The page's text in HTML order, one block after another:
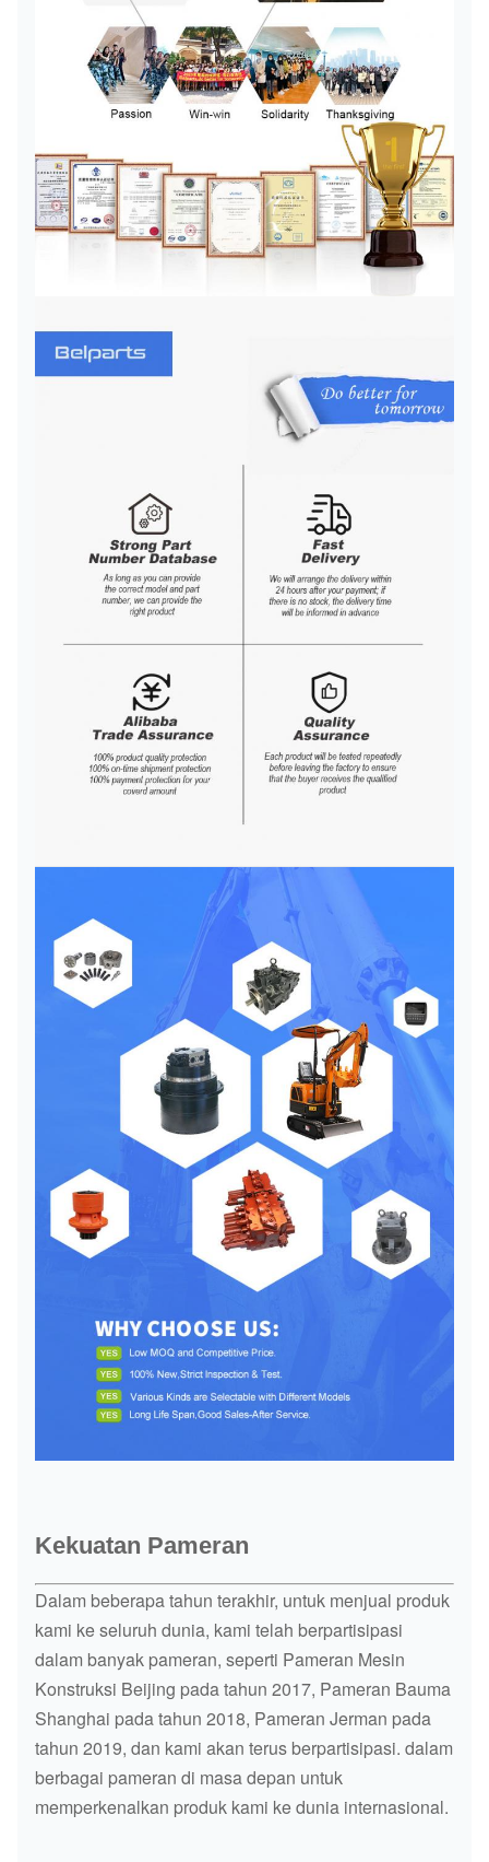
Kekuatan Pameran
Dalam beberapa tahun terakhir, untuk menjual produk
kami ke seluruh dunia, kami telah berpartisipasi
dalam banyak pameran, seperti Pameran Mesin
Konstruksi Beijing pada tahun 2017, Pameran Bauma
Shanghai pada tahun 2018, Pameran Jerman pada
tahun 2019, dan kami akan terus berpartisipasi. dalam
berbagai pameran di masa depan untuk
memperkenalkan produk kami ke dunia internasional.